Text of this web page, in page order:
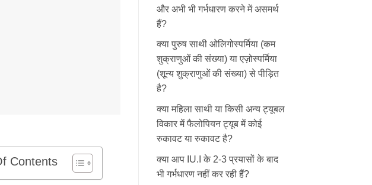
Contents
और अभी भी गर्भधारण करने में असमर्थ
हैं?
क्या पुरुष साथी ओलिगोस्पर्मिया (कम
शुक्राणुओं की संख्या) या एज़ोस्पर्मिया
(शून्य शुक्राणुओं की संख्या) से पीड़ित
है?
क्या महिला साथी या किसी अन्य ट्यूबल
विकार में फैलोपियन ट्यूब में कोई
रुकावट या रुकावट है?
क्या आप IU.I के 2-3 प्रयासों के बाद
भी गर्भधारण नहीं कर रही हैं?